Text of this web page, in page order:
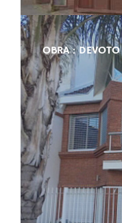
OBRA : DEVOTO